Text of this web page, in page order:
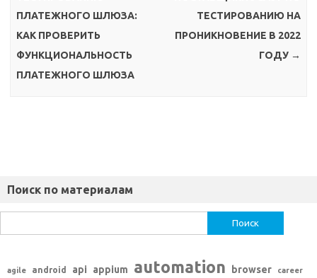
ПЛАТЕЖНОГО ШЛЮЗА:
КАК ПРОВЕРИТЬ
ФУНКЦИОНАЛЬНОСТЬ
ПЛАТЕЖНОГО ШЛЮЗА
ТЕСТИРОВАНИЮ НА
ПРОНИКНОВЕНИЕ В 2022
ГОДУ →
Поиск по материалам
agile android api appium automation browser career